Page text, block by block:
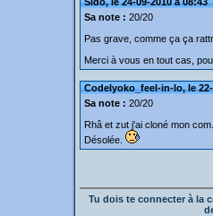
Sa note : 20/20
Pas grave, comme ça ça
Merci à vous en tout cas,
Codelyoko_feel-in-lo, le 22-
Sa note : 20/20
Rhâ et zut j'ai cloné mon com.
Désolée.
Tu dois te connecter à la